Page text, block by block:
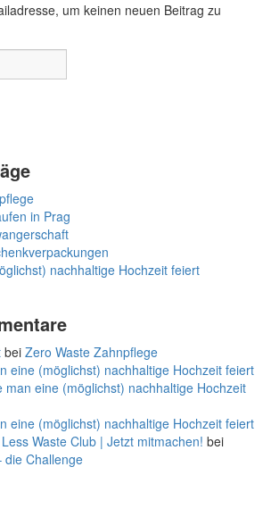
um keinen neuen Beitrag zu
in Prag
nachhaltige Hochzeit feiert
bei Zero Waste Zahnpflege
eine (möglichst) nachhaltige Hochzeit feiert
man eine (möglichst) nachhaltige Hochzeit
eine (möglichst) nachhaltige Hochzeit feiert
Waste Club | Jetzt mitmachen! bei
die Challenge